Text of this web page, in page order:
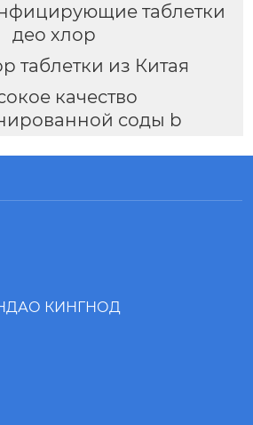
таблетки
део хлор
таблетки из Китая
качество
соды b
КИНГНОД